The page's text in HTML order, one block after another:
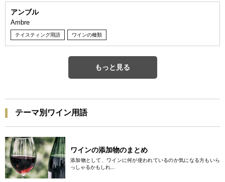
アンブル
Ambre
テイスティング用語 ワインの種類
もっと見る
テーマ別ワイン用語
ワインの添加物のまとめ
添加物として、ワインに何が使われているのか気になる方もいら
っしゃるかもしれ...